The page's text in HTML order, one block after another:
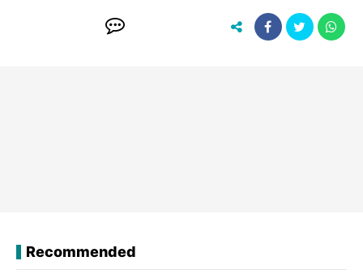
Recommended